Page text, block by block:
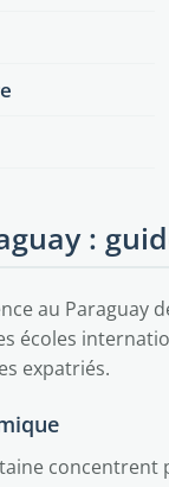
:
au Paraguay
écoles
expatriés.
concentrent